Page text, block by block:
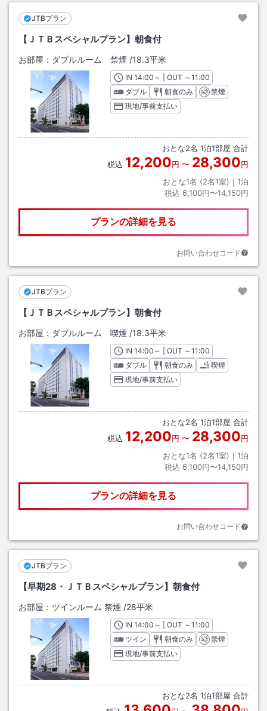
JTBプラン
【ＪＴＢスペシャルプラン】朝食付
お部屋： ダブルルーム 禁煙 /18.3平米
INチェックイン
14:00 ～ | OUT チェックアウト
～11:00
ダブル
朝食のみ
禁煙
現地/事前支払い
おとな2名 1泊1部屋 合計
税込 12,200円 〜 28,300円
おとな1名 (2名1室)｜ 1泊
税込 6,100円〜14,150円
プランの詳細を見る
お問い合わせコード
JTBプラン
【ＪＴＢスペシャルプラン】朝食付
お部屋： ダブルルーム 喫煙 /18.3平米
INチェックイン
14:00 ～ | OUT チェックアウト
～11:00
ダブル
朝食のみ
喫煙
現地/事前支払い
おとな2名 1泊1部屋 合計
税込 12,200円 〜 28,300円
おとな1名 (2名1室)｜ 1泊
税込 6,100円〜14,150円
プランの詳細を見る
お問い合わせコード
JTBプラン
【早期28・ＪＴＢスペシャルプラン】朝食付
お部屋： ツインルーム 禁煙 /28平米
INチェックイン
14:00 ～ | OUT チェックアウト
～11:00
ツイン
朝食のみ
禁煙
現地/事前支払い
おとな2名 1泊1部屋 合計